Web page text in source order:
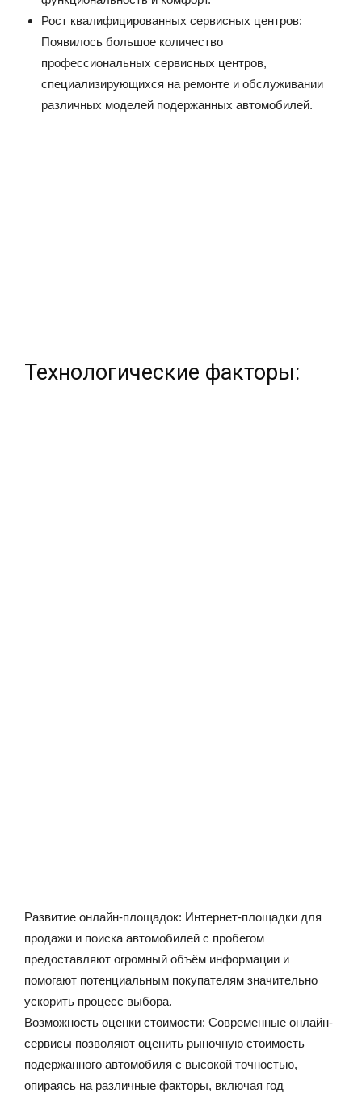
Рост квалифицированных сервисных центров:
Появилось большое количество
профессиональных сервисных центров,
специализирующихся на ремонте и обслуживании
различных моделей подержанных автомобилей.
Технологические факторы:
Развитие онлайн-площадок: Интернет-площадки для
продажи и поиска автомобилей с пробегом
предоставляют огромный объём информации и
помогают потенциальным покупателям значительно
ускорить процесс выбора.
Возможность оценки стоимости: Современные онлайн-
сервисы позволяют оценить рыночную стоимость
подержанного автомобиля с высокой точностью,
опираясь на различные факторы, включая год